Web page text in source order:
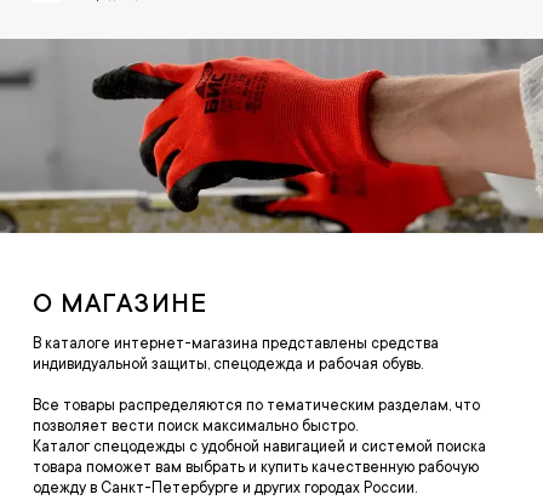
О МАГАЗИНЕ
В каталоге интернет-магазина представлены средства
индивидуальной защиты, спецодежда и рабочая обувь.
Все товары распределяются по тематическим разделам, что
позволяет вести поиск максимально быстро.
Каталог спецодежды с удобной навигацией и системой поиска
товара поможет вам выбрать и купить качественную рабочую
одежду в Санкт-Петербурге и других городах России.